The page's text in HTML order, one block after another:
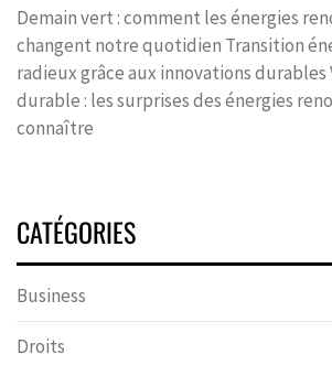
Demain vert : comment les énergies
changent notre quotidien Transition
radieux grâce aux innovations
durable : les surprises des énergies
connaître
CATÉGORIES
Business
Droits